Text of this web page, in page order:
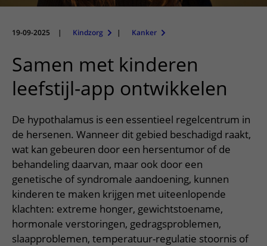
Onderzoeken en diagnostiek
Bloedprikken
Wachttijden
Wijzigen patiëntgegevens
Mijn UMC Utrecht patiëntportaal
Faciliteiten en voorzieningen
Bezoekregels
Parkeren
Wegwijs in het ziekenhuis
Contact met verpleegafdeling
Het Wilhelmina Kinderziekenhuis
Diagnostiek aanvragen
Zorgverlenersportaal
Onderwijs
Werken bij het UMC Utrecht
19-09-2025 | Kindzorg | Kanker
Samen met kinderen
leefstijl-app ontwikkelen
De hypothalamus is een essentieel regelcentrum in
de hersenen. Wanneer dit gebied beschadigd raakt,
wat kan gebeuren door een hersentumor of de
behandeling daarvan, maar ook door een
genetische of syndromale aandoening, kunnen
kinderen te maken krijgen met uiteenlopende
klachten: extreme honger, gewichtstoename,
hormonale verstoringen, gedragsproblemen,
slaapproblemen, temperatuur-regulatie stoornis of